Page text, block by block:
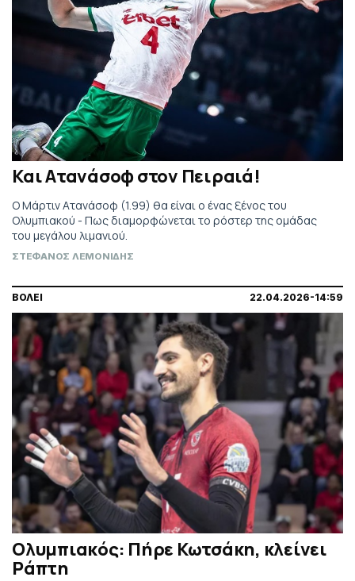
Και Ατανάσοφ στον Πειραιά!
Ο Μάρτιν Ατανάσοφ (1.99) θα είναι ο ένας ξένος του
Ολυμπιακού - Πως διαμορφώνεται το ρόστερ της ομάδας
του μεγάλου λιμανιού.
ΣΤΕΦΑΝΟΣ ΛΕΜΟΝΙΔΗΣ
ΒΟΛΕΙ 22.04.2026-14:59
Ολυμπιακός: Πήρε Κωτσάκη, κλείνει
Ράπτη